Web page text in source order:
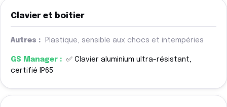
Clavier et boîtier
Plastique, sensible aux chocs et intempéries
✅ Clavier aluminium ultra-résistant,
certifié IP65